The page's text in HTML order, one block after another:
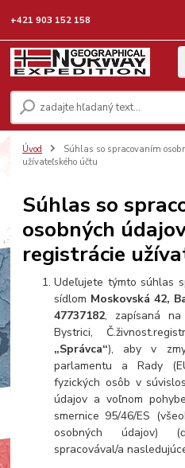
+421 903 152 158
Úvod
Súhlas so spracovaním
užívateľského účtu
Súhlas so
osobných
registrácie
Udeľujete týmto súhlas
sídlom Moskovská 42,
47737182, zapísaná na
Bystrici,
„Správca“), aby v
parlamentu a Rady
fyzických osôb v
údajov a voľnom
smernice 95/46/ES
osobných údajov)
spracovával/a